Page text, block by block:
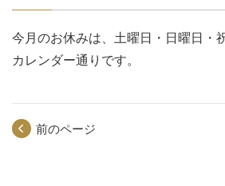
今月のお休みは、土曜日・日曜日・
カレンダー通りです。
前のページ